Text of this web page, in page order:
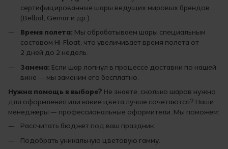
сертифицированные шары ведущих мировых брендов
(Belbal, Gemar и др.).
Время полета: Мы обрабатываем шары специальным
составом Hi-Float, что увеличивает время полета от
2 дней до 2 недель.
Замена: Если шар лопнул в процессе доставки по нашей
вине — мы заменим его бесплатно.
Нужна помощь в выборе? Не знаете, сколько шаров нужно
для оформления или какие цвета лучше сочетаются? Наши
менеджеры — профессиональные оформители. Мы поможем:
Рассчитать бюджет под ваш праздник.
Подобрать уникальную цветовую гамму.